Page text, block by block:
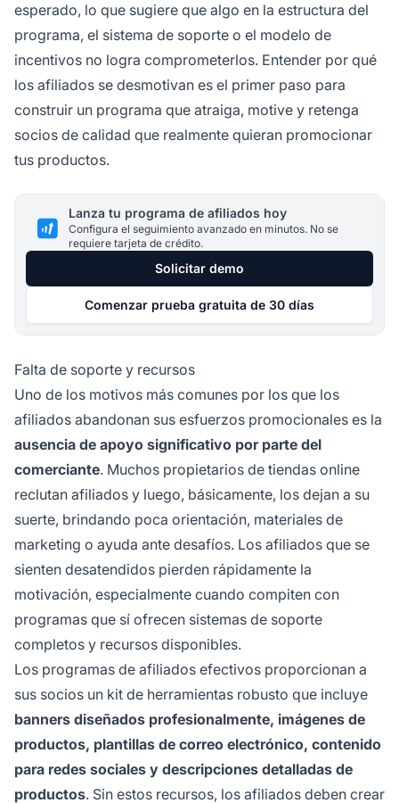
esperado, lo que sugiere que algo en la estructura del
programa, el sistema de soporte o el modelo de
incentivos no logra comprometerlos. Entender por qué
los afiliados se desmotivan es el primer paso para
construir un programa que atraiga, motive y retenga
socios de calidad que realmente quieran promocionar
tus productos.
Lanza tu programa de afiliados hoy
Configura el seguimiento avanzado en minutos. No se
requiere tarjeta de crédito.
Solicitar demo
Comenzar prueba gratuita de 30 días
Falta de soporte y recursos
Uno de los motivos más comunes por los que los
afiliados abandonan sus esfuerzos promocionales es la
ausencia de apoyo significativo por parte del
comerciante. Muchos propietarios de tiendas online
reclutan afiliados y luego, básicamente, los dejan a su
suerte, brindando poca orientación, materiales de
marketing o ayuda ante desafíos. Los afiliados que se
sienten desatendidos pierden rápidamente la
motivación, especialmente cuando compiten con
programas que sí ofrecen sistemas de soporte
completos y recursos disponibles.
Los programas de afiliados efectivos proporcionan a
sus socios un kit de herramientas robusto que incluye
banners diseñados profesionalmente, imágenes de
productos, plantillas de correo electrónico, contenido
para redes sociales y descripciones detalladas de
productos. Sin estos recursos, los afiliados deben crear